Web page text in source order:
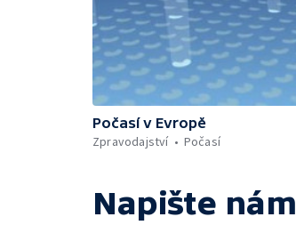
Počasí v Evropě
Zpravodajství
Počasí
Napište nám